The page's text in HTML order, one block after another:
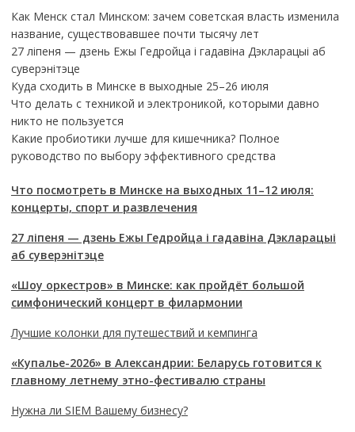
Как Менск стал Минском: зачем советская власть изменила
название, существовавшее почти тысячу лет
27 ліпеня — дзень Ежы Гедройца і гадавіна Дэкларацыі аб
суверэнітэце
Куда сходить в Минске в выходные 25–26 июля
Что делать с техникой и электроникой, которыми давно
никто не пользуется
Какие пробиотики лучше для кишечника? Полное
руководство по выбору эффективного средства
Что посмотреть в Минске на выходных 11–12 июля:
концерты, спорт и развлечения
27 ліпеня — дзень Ежы Гедройца і гадавіна Дэкларацыі
аб суверэнітэце
«Шоу оркестров» в Минске: как пройдёт большой
симфонический концерт в филармонии
Лучшие колонки для путешествий и кемпинга
«Купалье-2026» в Александрии: Беларусь готовится к
главному летнему этно-фестивалю страны
Нужна ли SIEM Вашему бизнесу?